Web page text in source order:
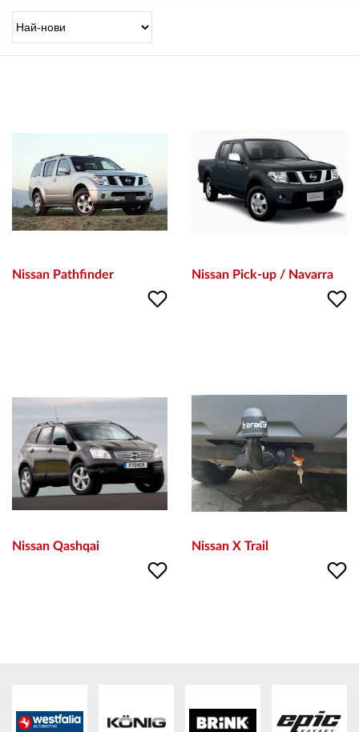
Nissan Pathfinder Nissan Pick-up / Navarra
Nissan Qashqai Nissan X Trail
OUTLET
0 продукта
Количка
0 продукта
ВХОД
РЕГИСТРАЦИЯ
ПОЛИТИКА ЗА БИСКВИТКИ